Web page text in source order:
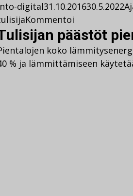
digital31.10.201630.5.2022
Kommentoi
päästöt
koko
% ja lämmittämiseen